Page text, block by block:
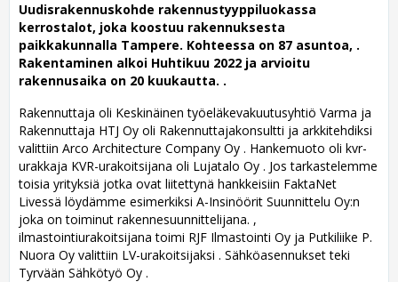
Uudisrakennuskohde rakennustyyppiluokassa
kerrostalot, joka koostuu rakennuksesta
paikkakunnalla Tampere. Kohteessa on 87 asuntoa, .
Rakentaminen alkoi Huhtikuu 2022 ja arvioitu
rakennusaika on 20 kuukautta. .
Rakennuttaja oli Keskinäinen työeläkevakuutusyhtiö Varma ja
Rakennuttaja HTJ Oy oli Rakennuttajakonsultti ja arkkitehdiksi
valittiin Arco Architecture Company Oy . Hankemuoto oli kvr-
urakkaja KVR-urakoitsijana oli Lujatalo Oy . Jos tarkastelemme
toisia yrityksiä jotka ovat liitettynä hankkeisiin FaktaNet
Livessä löydämme esimerkiksi A-Insinöörit Suunnittelu Oy:n
joka on toiminut rakennesuunnittelijana. ,
ilmastointiurakoitsijana toimi RJF Ilmastointi Oy ja Putkiliike P.
Nuora Oy valittiin LV-urakoitsijaksi . Sähköasennukset teki
Tyrvään Sähkötyö Oy .